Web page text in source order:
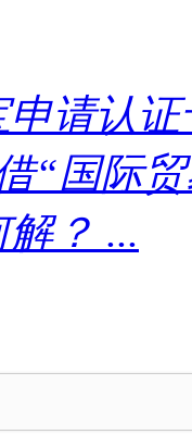
申请认
“国际
？ ...